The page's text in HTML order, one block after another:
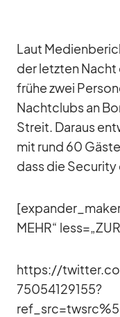
Laut
der letz­ten Nacht
frühe zwei
Nacht­clubs an
Streit. Dar­aus
mit rund 60
dass die
[expander_​maker
MEHR“
https://
75054129155?